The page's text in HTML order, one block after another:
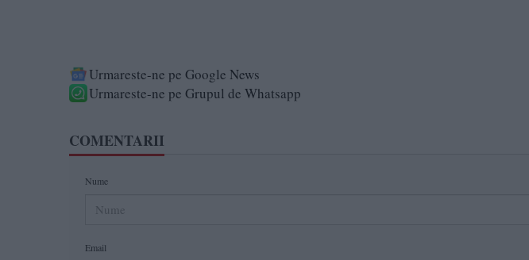
Urmareste-ne pe Google News
Urmareste-ne pe Grupul de Whatsapp
COMENTARII
Nume
Email